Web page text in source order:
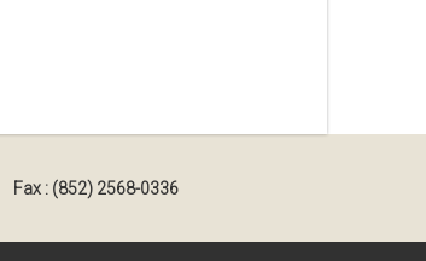
Fax : (852) 2568-0336